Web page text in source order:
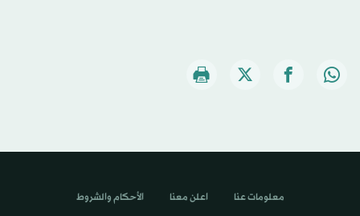
معلومات عنا اعلن معنا الأحكام والشروط